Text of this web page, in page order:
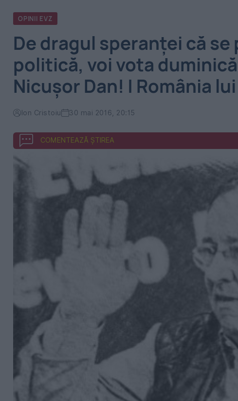
OPINII EVZ
De dragul speranței că
politică, voi vota
Nicușor Dan! | România
Ion Cristoiu 30 mai 2016, 20:15
COMENTEAZĂ ȘTIREA